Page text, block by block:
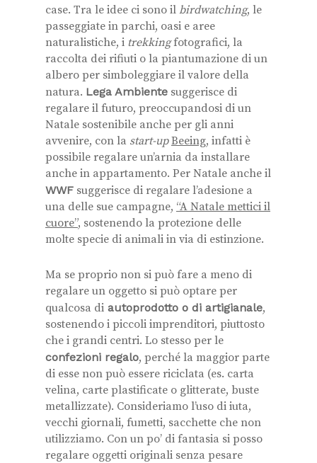
case. Tra le idee ci sono il birdwatching, le
passeggiate in parchi, oasi e aree
naturalistiche, i trekkingfotografici, la
raccolta dei rifiuti o la piantumazione di un
albero per simboleggiare il valore della
natura. Lega Ambiente suggerisce di
regalare il futuro, preoccupandosi di un
Natale sostenibile anche per gli anni
avvenire, con la start-up Beeing, infatti è
possibile regalare un’arnia da installare
anche in appartamento. Per Natale anche il
WWF suggerisce di regalare l’adesione a
una delle sue campagne, “A Natale mettici il
cuore”, sostenendo la protezione delle
molte specie di animali in via di estinzione.
Ma se proprio non si può fare a meno di
regalare un oggetto si può optare per
qualcosa di autoprodotto o di artigianale,
sostenendo i piccoli imprenditori, piuttosto
che i grandi centri. Lo stesso per le
confezioni regalo, perché la maggior parte
di esse non può essere riciclata (es. carta
velina, carte plastificate o glitterate, buste
metallizzate). Consideriamo l’uso di iuta,
vecchi giornali, fumetti, sacchette che non
utilizziamo. Con un po’ di fantasia si posso
regalare oggetti originali senza pesare